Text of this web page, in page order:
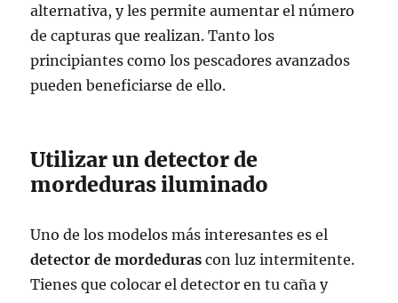
alternativa, y les permite aumentar el número
de capturas que realizan. Tanto los
principiantes como los pescadores avanzados
pueden beneficiarse de ello.
Utilizar un detector de
mordeduras iluminado
Uno de los modelos más interesantes es el
detector de mordeduras con luz intermitente.
Tienes que colocar el detector en tu caña y